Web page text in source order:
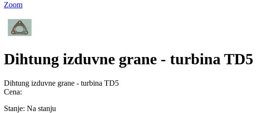
Zoom
Dihtung izduvne grane - turbina TD5
Dihtung izduvne grane - turbina TD5
Cena:
Stanje: Na stanju